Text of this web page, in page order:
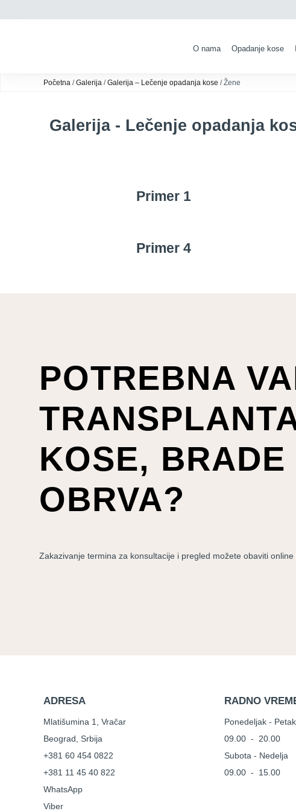
O nama Opadanje kose
Početna /Galerija /Galerija – Lečenje opadanja kose / Žene
Galerija - Lečenje opadanja
Primer 1
Primer 4
POTREBNA
KOSE, BRADE
OBRVA?
Zakazivanje termina za konsultacije i pregled možete obaviti
ADRESA
Mlatišumina 1, Vračar
Beograd, Srbija
+381 60 454 0822
+381 11 45 40 822
WhatsApp
Viber
RADNO
Ponedeljak - Petak
09.00 - 20.00
Subota - Nedelja
09.00 - 15.00